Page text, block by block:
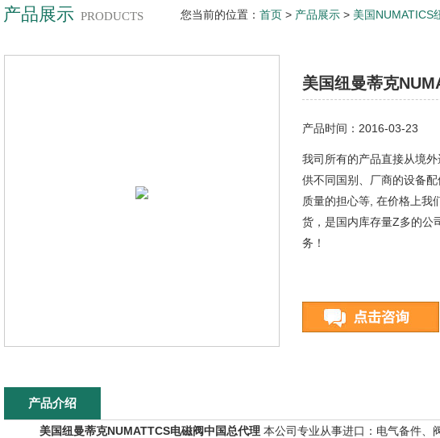
产品展示 PRODUCTS 您当前的位置： 首页 > 产品展示 > 美国NUMATICS
美国纽曼蒂克
产品时间：2016-03-23
我司所有的产品直接从境
供不同国别、厂商的设备
质量的担心等, 在价格上我
货，是国内库存量Z多的公
务！
产品介绍
美国纽曼蒂克NUMATTCS电磁阀中国总代理 本公司专业从事进口：电气备件、